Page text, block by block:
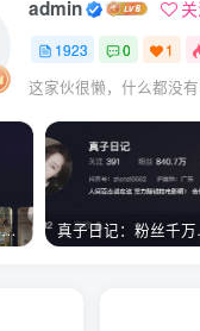
admin
1923 0 1
这家伙很懒，什么都没
周淑怡pgone事件始末，周淑怡现状 真子日